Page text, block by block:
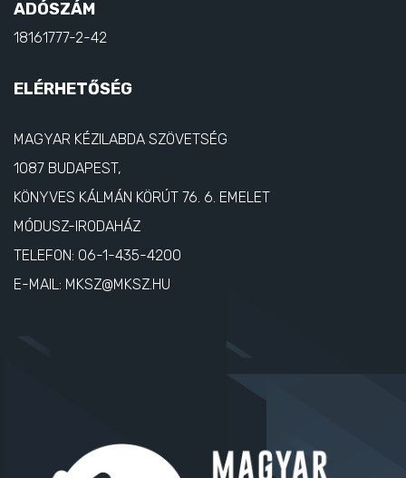
ADÓSZÁM
18161777-2-42
ELÉRHETŐSÉG
MAGYAR KÉZILABDA SZÖVETSÉG
1087 BUDAPEST,
KÖNYVES KÁLMÁN KÖRÚT 76. 6. EMELET
MÓDUSZ-IRODAHÁZ
TELEFON: 06-1-435-4200
E-MAIL: MKSZ@MKSZ.HU